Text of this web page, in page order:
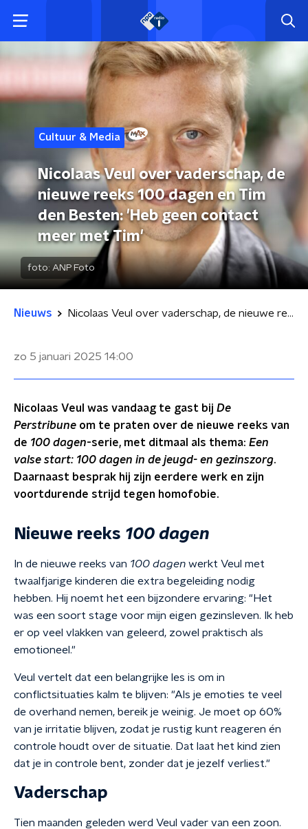
Cultuur & Media
Nicolaas Veul over vaderschap, de
nieuwe reeks 100 dagen en Tim
den Besten: 'Heb geen contact
meer met Tim'
foto: ANP Foto
Nieuws Nicolaas Veul over vaderschap, de nieuwe reeks 100 dagen en Tim den Besten: 'Heb geen contact meer met Tim'
zo 5 januari 2025 14:00
Nicolaas Veul was vandaag te gast bij De
Perstribune om te praten over de nieuwe reeks van
de 100 dagen-serie, met ditmaal als thema: Een
valse start: 100 dagen in de jeugd- en gezinszorg.
Daarnaast besprak hij zijn eerdere werk en zijn
voortdurende strijd tegen homofobie.
Nieuwe reeks 100 dagen
In de nieuwe reeks van 100 dagen werkt Veul met
twaalfjarige kinderen die extra begeleiding nodig
hebben. Hij noemt het een bijzondere ervaring: "Het
was een soort stage voor mijn eigen gezinsleven. Ik heb
er op veel vlakken van geleerd, zowel praktisch als
emotioneel."
Veul vertelt dat een belangrijke les is om in
conflictsituaties kalm te blijven: "Als je emoties te veel
de overhand nemen, bereik je weinig. Je moet op 60%
van je irritatie blijven, zodat je rustig kunt reageren én
controle houdt over de situatie. Dat laat het kind zien
dat je in controle bent, zonder dat je jezelf verliest."
Vaderschap
Tien maanden geleden werd Veul vader van een zoon.